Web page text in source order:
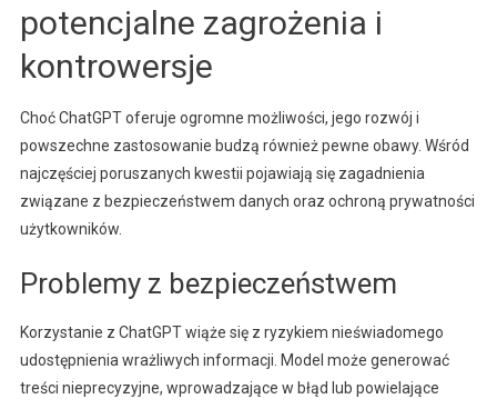
potencjalne zagrożenia i
kontrowersje
Choć ChatGPT oferuje ogromne możliwości, jego rozwój i
powszechne zastosowanie budzą również pewne obawy. Wśród
najczęściej poruszanych kwestii pojawiają się zagadnienia
związane z bezpieczeństwem danych oraz ochroną prywatności
użytkowników.
Problemy z bezpieczeństwem
Korzystanie z ChatGPT wiąże się z ryzykiem nieświadomego
udostępnienia wrażliwych informacji. Model może generować
treści nieprecyzyjne, wprowadzające w błąd lub powielające